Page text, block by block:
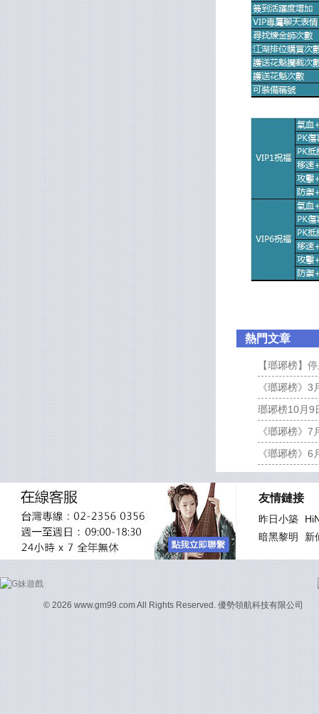
熱門文章
【瑯琊榜】
《瑯琊榜》
瑯琊榜10月9
《瑯琊榜》
《瑯琊榜》
友情鏈接
昨日小築
暗黑黎明
新
© 2026 www.gm99.com All Rights Reserved. 優勢領航科技有限公司